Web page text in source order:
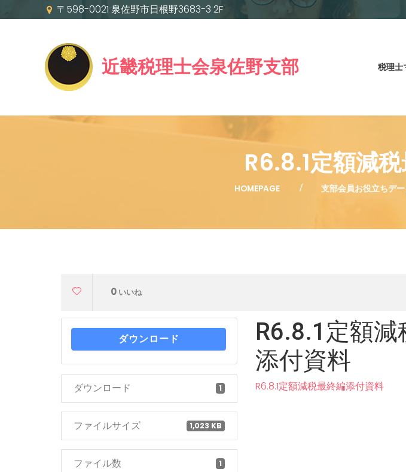
〒598-0021 泉佐野市日根野3683-3 2F
近畿税理士会泉佐野支部 税理士
R6.8.1定額減
HOMEPAGE 支部会員お役立ちデー
0 いいね
ダウンロード
ダウンロード 1
ファイルサイズ 1,023 KB
ファイル数 1
R6.8.1定額減
添付資料
R6.8.1定額減税最終編添付資料